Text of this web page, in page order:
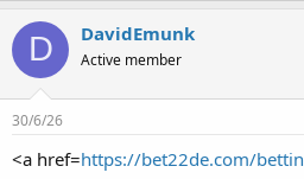
D DavidEmunk
Active member
30/6/26
<a href=https://bet22de.com/